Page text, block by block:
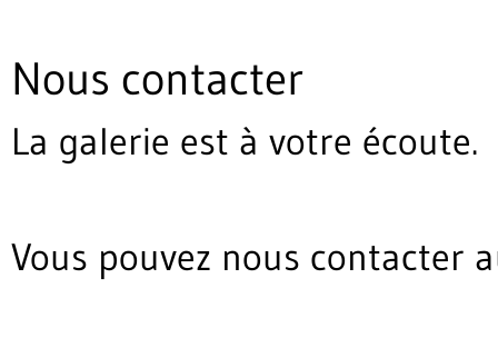
Nous contacter
La galerie est à votre écoute.
Vous pouvez nous contacter